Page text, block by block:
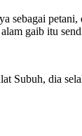
gaib itu
Subuh, dia